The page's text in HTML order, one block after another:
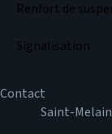
Renfort de
Signalisation
Contact
Saint-